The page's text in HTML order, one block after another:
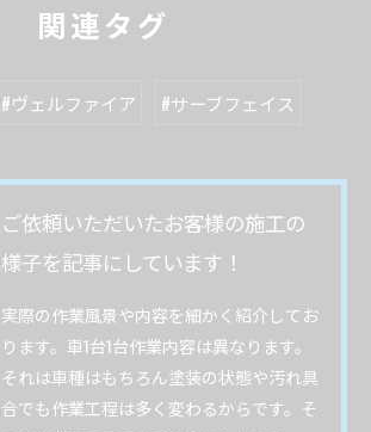
関連タグ
#ヴェルファイア #サーブフェイス
ご依頼いただいたお客様の施工の
様子を記事にしています！
実際の作業風景や内容を細かく紹介してお
ります。車1台1台作業内容は異なります。
それは車種はもちろん塗装の状態や汚れ具
合でも作業工程は多く変わるからです。そ